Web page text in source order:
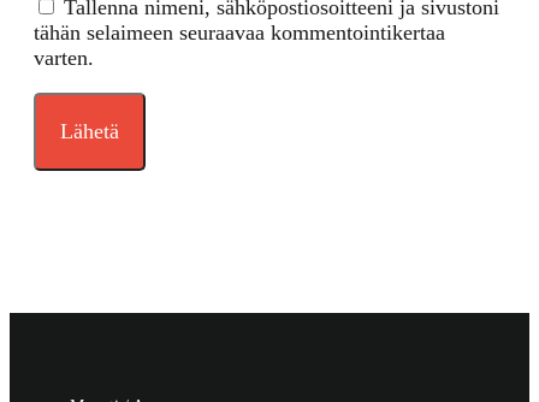
Tallenna nimeni, sähköpostiosoitteeni ja sivustoni
tähän selaimeen seuraavaa kommentointikertaa
varten.